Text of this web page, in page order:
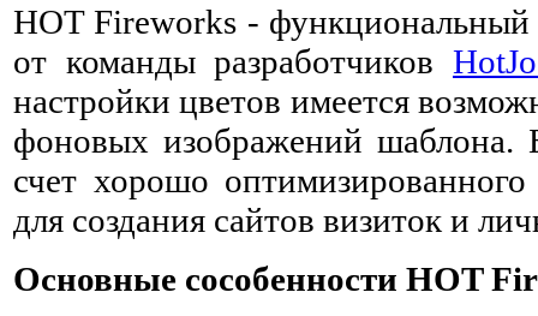
HOT Fireworks - функциональный
от команды разработчиков
настройки цветов имеется
фоновых изображений шаблона.
счет хорошо
для создания сайтов визиток и
Основные сособенности HOT